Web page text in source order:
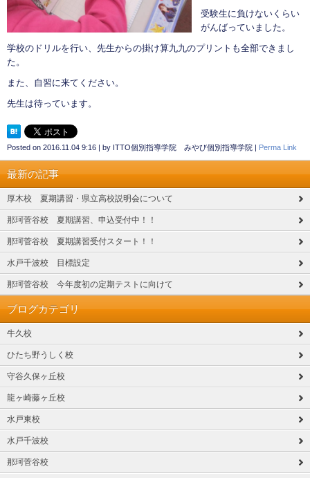
受験生に負けないくらい
がんばっていました。
学校のドリルを行い、先生からの掛け算九九のプリントも全部できまし
た。
また、自習に来てください。
先生は待っています。
Posted on 2016.11.04 9:16 by ITTO個別指導学院 みやび個別指導学院 Perma Link
最新の記事
厚木校 夏期講習・県立高校説明会について
那珂菅谷校 夏期講習、申込受付中！！
那珂菅谷校 夏期講習受付スタート！！
水戸千波校 目標設定
那珂菅谷校 今年度初の定期テストに向けて
ブログカテゴリ
牛久校
ひたち野うしく校
守谷久保ヶ丘校
龍ヶ崎藤ヶ丘校
水戸東校
水戸千波校
那珂菅谷校